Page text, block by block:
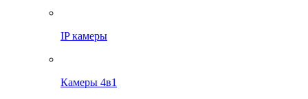
IP камеры
Камеры 4в1